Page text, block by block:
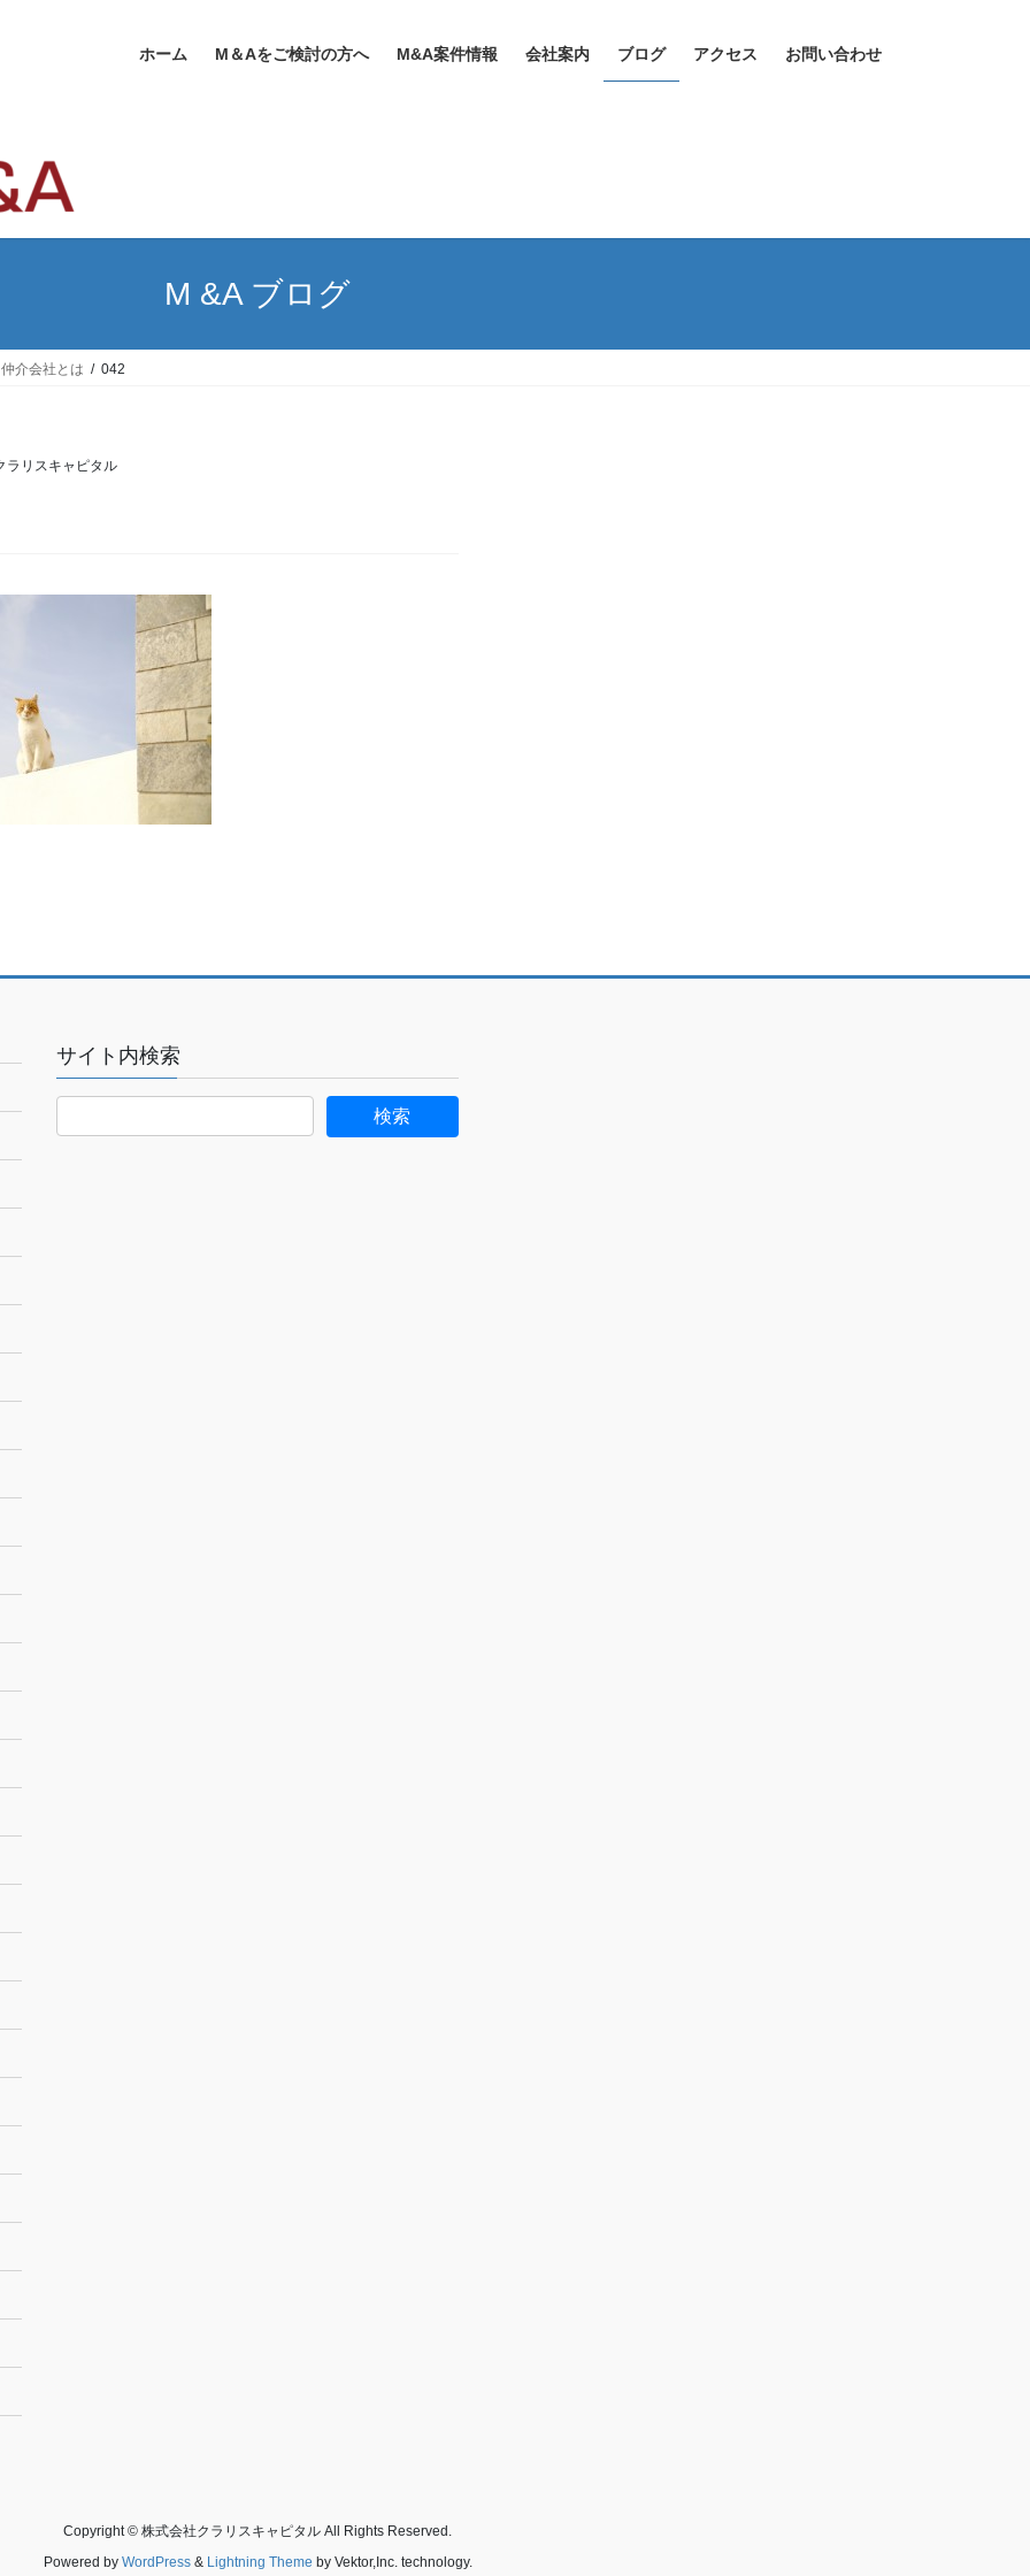
ホーム M＆Aをご検討の方へ M&A案件情報 会社案内 ブログ アクセス お問い合わせ
M &A ブログ
介会社とは 042
ラリスキャピタル
サイト内検索
Copyright © 株式会社クラリスキャピタル All Rights Reserved.
Powered by WordPress& Lightning Theme by Vektor,Inc. technology.